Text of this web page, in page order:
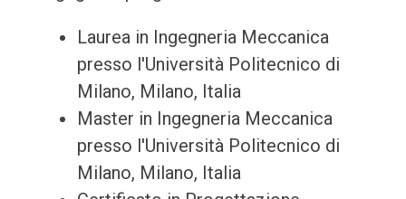
Laurea in Ingegneria Meccanica
presso l'Università Politecnico di
Milano, Milano, Italia
Master in Ingegneria Meccanica
presso l'Università Politecnico di
Milano, Milano, Italia